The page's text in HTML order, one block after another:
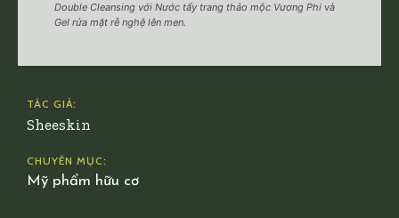
Double Cleansing với Nước tẩy trang thảo mộc Vương Phi và
Gel rửa mặt rễ nghệ lên men.
TÁC GIẢ:
Sheeskin
CHUYÊN MỤC:
Mỹ phẩm hữu cơ